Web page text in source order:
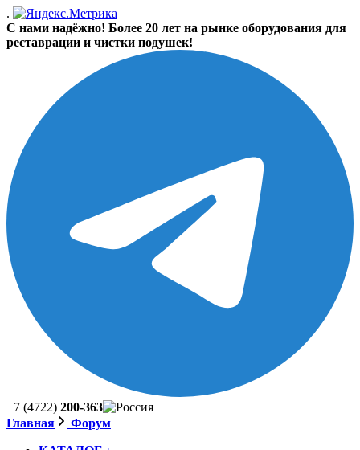
.
С нами надёжно! Более 20 лет на рынке оборудования для
реставрации и чистки подушек!
+7 (4722) 200-363
Главная
Форум